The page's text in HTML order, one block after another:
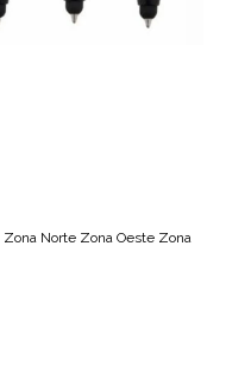
Zona Norte Zona Oeste Zona